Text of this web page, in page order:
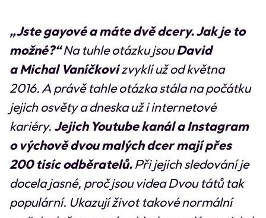
„Jste gayové a máte dvě dcery. Jak je to
možné?“Na tuhle otázku jsouDavid
a Michal Vaníčkovizvyklí už od května
2016. A právě tahle otázka stála na počátku
jejich osvěty a dneska už i internetové
kariéry. Jejich Youtube kanál a Instagram
o výchově dvou malých dcer mají přes
200 tisíc odběratelů.Při jejich sledování je
docela jasné, proč jsou videa Dvou tátů tak
populární. Ukazují život takové normální